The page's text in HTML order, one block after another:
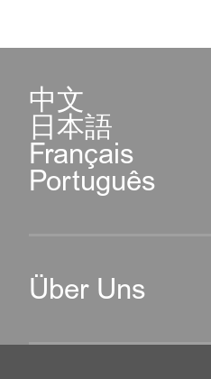
中文
日本語
Français
Português
Über Uns